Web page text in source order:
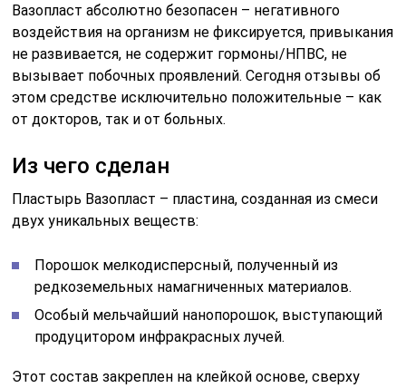
Вазопласт абсолютно безопасен – негативного
воздействия на организм не фиксируется, привыкания
не развивается, не содержит гормоны/НПВС, не
вызывает побочных проявлений. Сегодня отзывы об
этом средстве исключительно положительные – как
от докторов, так и от больных.
Из чего сделан
Пластырь Вазопласт – пластина, созданная из смеси
двух уникальных веществ:
Порошок мелкодисперсный, полученный из
редкоземельных намагниченных материалов.
Особый мельчайший нанопорошок, выступающий
продуцитором инфракрасных лучей.
Этот состав закреплен на клейкой основе, сверху